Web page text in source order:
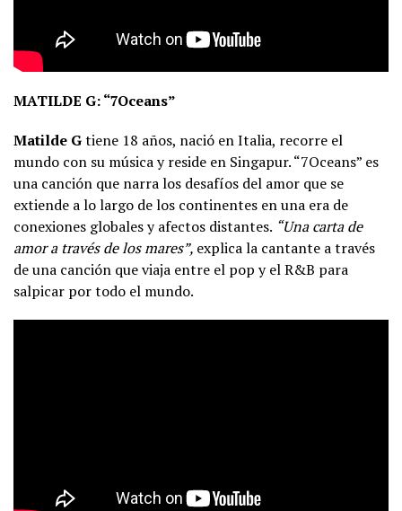
MATILDE G: “7Oceans”
Matilde Gtiene 18 años, nació en Italia, recorre el
mundo con su música y reside en Singapur. “7Oceans” es
una canción que narra los desafíos del amor que se
extiende a lo largo de los continentes en una era de
conexiones globales y afectos distantes. “Una carta de
amor a través de los mares”, explica la cantante a través
de una canción que viaja entre el pop y el R&B para
salpicar por todo el mundo.